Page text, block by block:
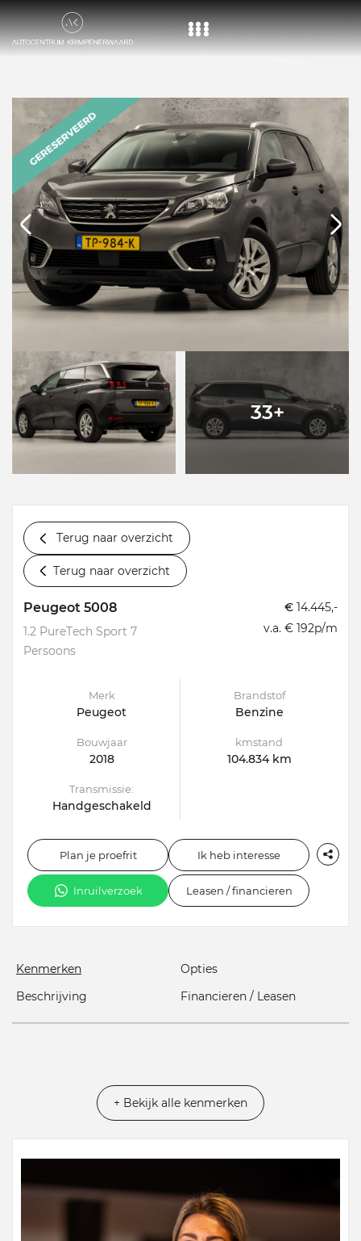
Aanbod
Diensten
Over ons
Vacature
Contact
33+
Terug naar overzicht
Terug naar overzicht
Peugeot 5008
1.2 PureTech Sport 7
Persoons
€ 14.445,-
v.a. € 192p/m
Merk
Peugeot
Brandstof
Benzine
Bouwjaar
2018
kmstand
104.834 km
Transmissie:
Handgeschakeld
Plan je proefrit Ik heb interesse
Inruilverzoek Leasen / financieren
Kenmerken
Opties
Beschrijving
Financieren / Leasen
+ Bekijk alle kenmerken